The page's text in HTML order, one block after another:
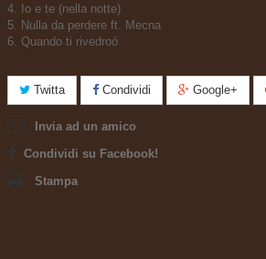
4. Io e te (nella notte)
5. Nulla da perdere ft. Mecna
6. Quando ti rivedroó
Twitta Condividi Google+
Invia ad un amico
Condividi su Facebook!
Stampa